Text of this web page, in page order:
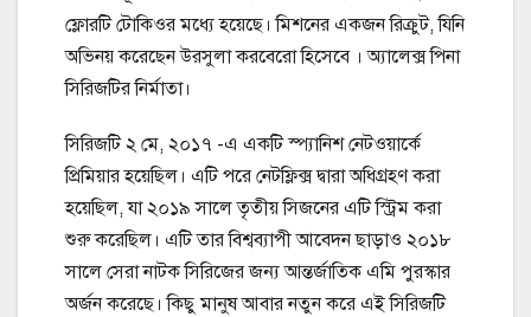
ফ্লোরটি টোকিওর মধ্যে হয়েছে। মিশনের একজন রিক্রুট, যিনি
অভিনয় করেছেন উরসুলা করবেরো হিসেবে । অ্যালেক্স পিনা
সিরিজটির নির্মাতা।
সিরিজটি ২ মে, ২০১৭ -এ একটি স্প্যানিশ নেটওয়ার্কে
প্রিমিয়ার হয়েছিল। এটি পরে নেটফ্লিক্স দ্বারা অধিগ্রহণ করা
হয়েছিল, যা ২০১৯ সালে তৃতীয় সিজনের এটি স্ট্রিম করা
শুরু করেছিল। এটি তার বিশ্বব্যাপী আবেদন ছাড়াও ২০১৮
সালে সেরা নাটক সিরিজের জন্য আন্তর্জাতিক এমি পুরস্কার
অর্জন করেছে। কিছু মানুষ আবার নতুন করে এই সিরিজটি